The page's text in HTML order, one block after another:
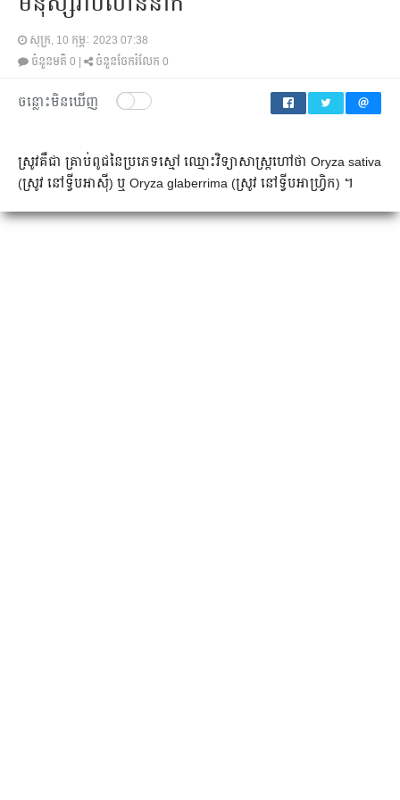
សុក្រ, 10 កុម្ភៈ 2023 07:38
ចំនួនមតិ 0 ចំនួនចែករំលែក 0
ចន្លោះមិនឃើញ
ស្រូវ​គឺជា គ្រាប់​ពូជ​នៃ​ប្រភេទ​ស្មៅ ឈ្មោះ​វិទ្យាសាស្ត្រ​ហៅ​ថា Oryza sativa
(ស្រូវ នៅទ្វីបអាស៊ី) ឬ Oryza glaberrima (ស្រូវ នៅទ្វីបអាហ្វ្រិក) ។